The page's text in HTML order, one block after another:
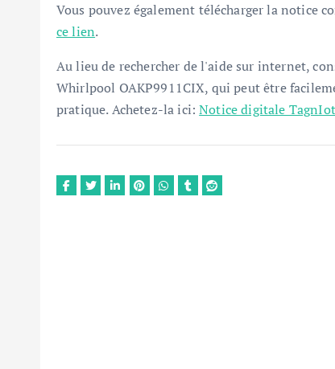
Vous pouvez également télécharger la notice
ce lien.
Au lieu de rechercher de l'aide sur internet,
Whirlpool OAKP9911CIX, qui peut être
pratique. Achetez-la ici:Notice digitale